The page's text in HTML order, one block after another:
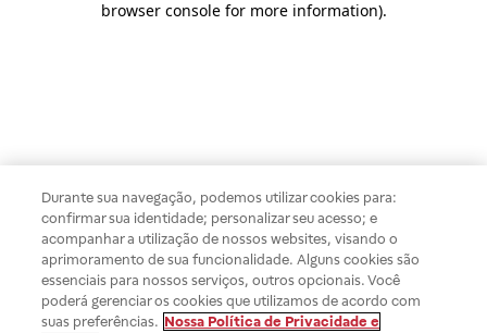
browser console for more information).
Durante sua navegação, podemos utilizar cookies para:
confirmar sua identidade; personalizar seu acesso; e
acompanhar a utilização de nossos websites, visando o
aprimoramento de sua funcionalidade. Alguns cookies são
essenciais para nossos serviços, outros opcionais. Você
poderá gerenciar os cookies que utilizamos de acordo com
suas preferências. Nossa Política de Privacidade e